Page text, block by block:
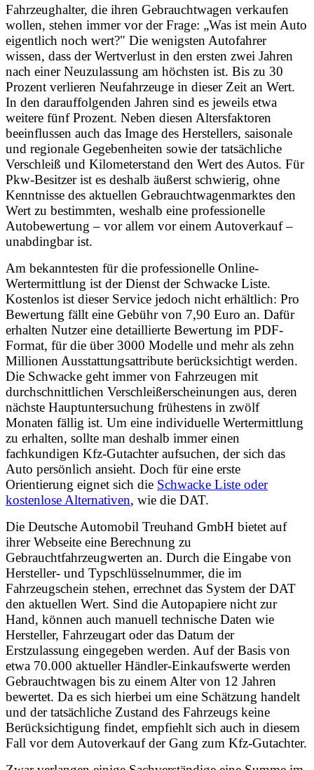
Fahrzeughalter, die ihren Gebrauchtwagen verkaufen
wollen, stehen immer vor der Frage: „Was ist mein Auto
eigentlich noch wert?" Die wenigsten Autofahrer
wissen, dass der Wertverlust in den ersten zwei Jahren
nach einer Neuzulassung am höchsten ist. Bis zu 30
Prozent verlieren Neufahrzeuge in dieser Zeit an Wert.
In den darauffolgenden Jahren sind es jeweils etwa
weitere fünf Prozent. Neben diesen Altersfaktoren
beeinflussen auch das Image des Herstellers, saisonale
und regionale Gegebenheiten sowie der tatsächliche
Verschleiß und Kilometerstand den Wert des Autos. Für
Pkw-Besitzer ist es deshalb äußerst schwierig, ohne
Kenntnisse des aktuellen Gebrauchtwagenmarktes den
Wert zu bestimmten, weshalb eine professionelle
Autobewertung – vor allem vor einem Autoverkauf –
unabdingbar ist.
Am bekanntesten für die professionelle Online-
Wertermittlung ist der Dienst der Schwacke Liste.
Kostenlos ist dieser Service jedoch nicht erhältlich: Pro
Bewertung fällt eine Gebühr von 7,90 Euro an. Dafür
erhalten Nutzer eine detaillierte Bewertung im PDF-
Format, für die über 3000 Modelle und mehr als zehn
Millionen Ausstattungsattribute berücksichtigt werden.
Die Schwacke geht immer von Fahrzeugen mit
durchschnittlichen Verschleißerscheinungen aus, deren
nächste Hauptuntersuchung frühestens in zwölf
Monaten fällig ist. Um eine individuelle Wertermittlung
zu erhalten, sollte man deshalb immer einen
fachkundigen Kfz-Gutachter aufsuchen, der sich das
Auto persönlich ansieht. Doch für eine erste
Orientierung eignet sich die Schwacke Liste oder
kostenlose Alternativen, wie die DAT.
Die Deutsche Automobil Treuhand GmbH bietet auf
ihrer Webseite eine Berechnung zu
Gebrauchtfahrzeugwerten an. Durch die Eingabe von
Hersteller- und Typschlüsselnummer, die im
Fahrzeugschein stehen, errechnet das System der DAT
den aktuellen Wert. Sind die Autopapiere nicht zur
Hand, können auch manuell technische Daten wie
Hersteller, Fahrzeugart oder das Datum der
Erstzulassung eingegeben werden. Auf der Basis von
etwa 70.000 aktueller Händler-Einkaufswerte werden
Gebrauchtwagen bis zu einem Alter von 12 Jahren
bewertet. Da es sich hierbei um eine Schätzung handelt
und der tatsächliche Zustand des Fahrzeugs keine
Berücksichtigung findet, empfiehlt sich auch in diesem
Fall vor dem Autoverkauf der Gang zum Kfz-Gutachter.